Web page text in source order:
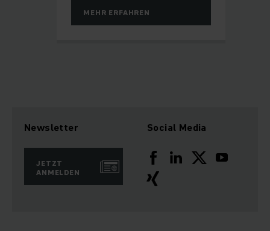
MEHR ERFAHREN
Newsletter
JETZT
ANMELDEN
Social Media